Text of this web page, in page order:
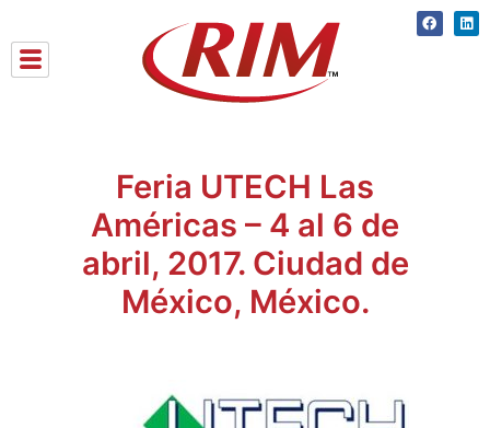
to
content
Feria UTECH Las
Américas – 4 al 6 de
abril, 2017. Ciudad de
México, México.